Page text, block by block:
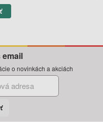
email
o novinkách a akciách